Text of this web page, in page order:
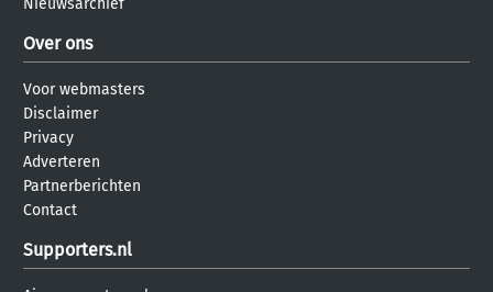
Over ons
Voor webmasters
Disclaimer
Privacy
Adverteren
Partnerberichten
Contact
Supporters.nl